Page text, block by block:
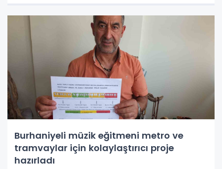
Burhaniyeli müzik eğitmeni metro ve
tramvaylar için kolaylaştırıcı proje
hazırladı